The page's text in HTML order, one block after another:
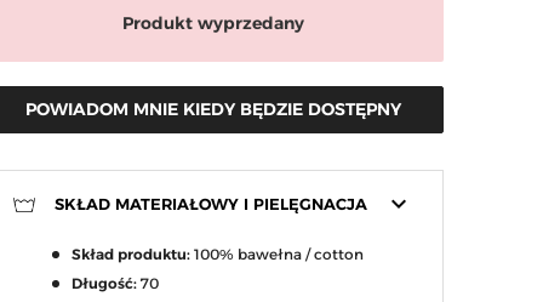
Następny
Produkt wyprzedany
POWIADOM MNIE KIEDY BĘDZIE DOSTĘPNY
keyboard_arrow_down
SKŁAD MATERIAŁOWY I PIELĘGNACJA
Skład produktu: 100% bawełna / cotton
Długość: 70